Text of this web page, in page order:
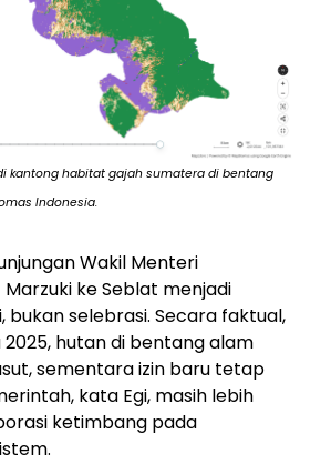
kantong habitat gajah sumatera di bentang
Indonesia.
Wakil Menteri
ke Seblat menjadi
selebrasi. Secara faktual,
hutan di bentang alam
sementara izin baru tetap
kata Egi, masih lebih
ketimbang pada